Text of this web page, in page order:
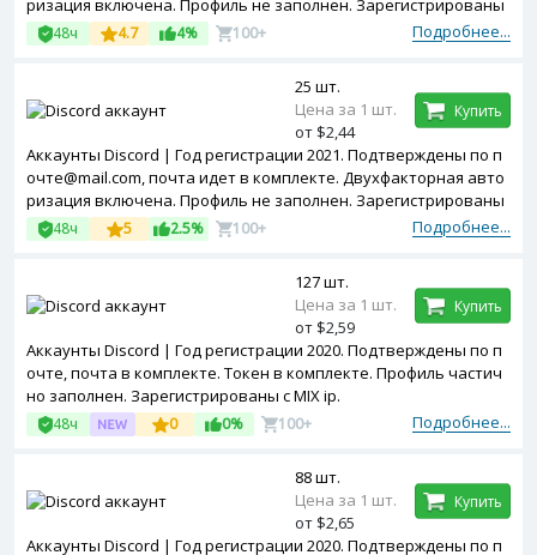
ризация включена. Профиль не заполнен. Зарегистрированы
с MIX ip.
Подробнее...
48ч 4.7 4% 100+
Аккаунты Discord | Год регистрации 2021. Подтверждены по п
очте@mail.com, почта идет в комплекте. Двухфакторная авто
ризация включена. Профиль не заполнен. Зарегистрированы
с MIX ip.
Подробнее...
48ч 5 2.5% 100+
25 шт.
Цена за 1 шт.
от $2,44
Купить
Аккаунты Discord | Год регистрации 2020. Подтверждены по п
очте, почта в комплекте. Токен в комплекте. Профиль частич
но заполнен. Зарегистрированы с MIX ip.
Подробнее...
48ч 0 0% 100+
127 шт.
Цена за 1 шт.
от $2,59
Купить
Аккаунты Discord | Год регистрации 2020. Подтверждены по п
88 шт.
Цена за 1 шт.
от $2,65
Купить